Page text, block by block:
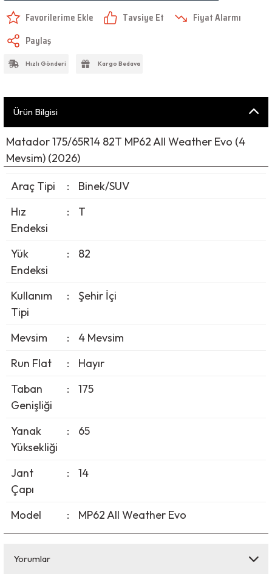
Tavsiye Et
Fiyat Alarmı
Paylaş
Hızlı Gönderi Kargo Bedava
Ürün Bilgisi
Matador 175/65R14 82T MP62 All Weather Evo (4
Mevsim) (2026)
Araç Tipi
:
Binek/SUV
Hız
Endeksi
: T
Yük
Endeksi
: 82
Kullanım
Tipi
: Şehir İçi
Mevsim :
4 Mevsim
Run Flat
:
Hayır
Taban
Genişliği
: 175
Yanak
Yüksekliği
: 65
Jant
Çapı
: 14
Model : MP62 All Weather Evo
Yorumlar